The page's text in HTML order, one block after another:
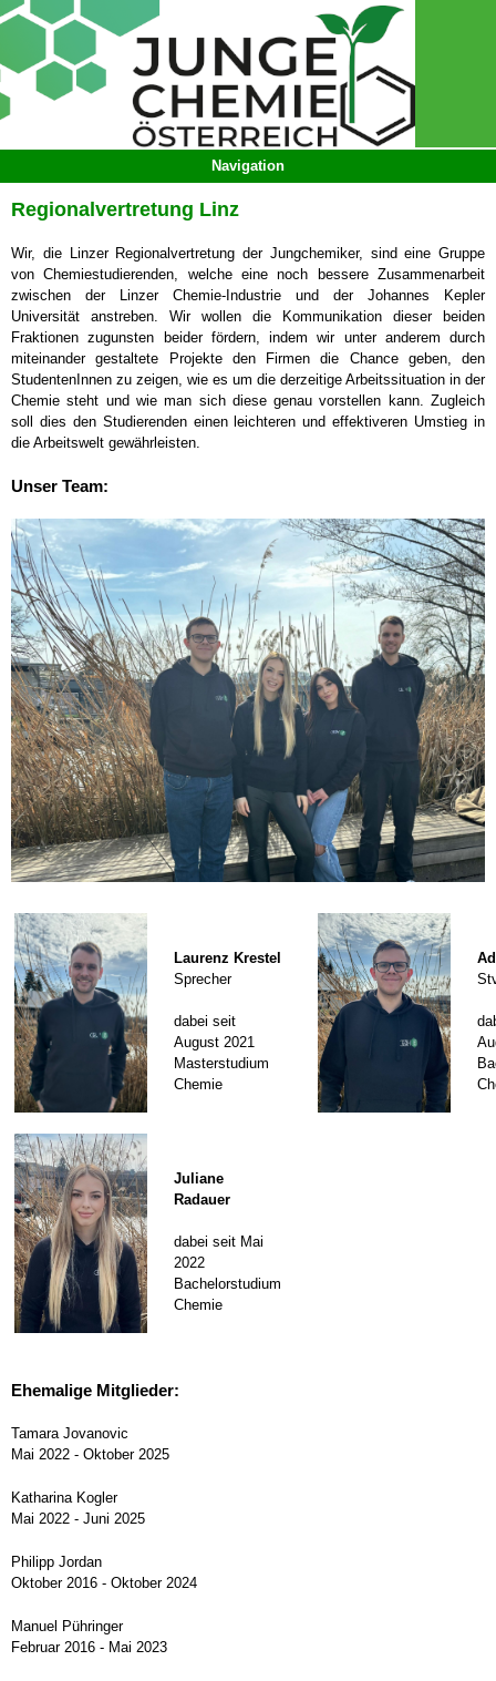
Regionalvertretung Linz
Wir, die Linzer Regionalvertretung der Jungchemiker, sind eine Gruppe
von Chemiestudierenden, welche eine noch bessere Zusammenarbeit
zwischen der Linzer Chemie-Industrie und der Johannes Kepler
Universität anstreben. Wir wollen die Kommunikation dieser beiden
Fraktionen zugunsten beider fördern, indem wir unter anderem durch
miteinander gestaltete Projekte den Firmen die Chance geben, den
StudentenInnen zu zeigen, wie es um die derzeitige Arbeitssituation in der
Chemie steht und wie man sich diese genau vorstellen kann. Zugleich
soll dies den Studierenden einen leichteren und effektiveren Umstieg in
die Arbeitswelt gewährleisten.
Unser Team:
Laurenz Krestel
Sprecher
dabei seit
August 2021
Masterstudium
Chemie
Juliane
Radauer
dabei seit Mai
2022
Bachelorstudium
Chemie
Ehemalige Mitglieder:
Tamara Jovanovic
Mai 2022 - Oktober 2025
Katharina Kogler
Mai 2022 - Juni 2025
Philipp Jordan
Oktober 2016 - Oktober 2024
Manuel Pühringer
Februar 2016 - Mai 2023